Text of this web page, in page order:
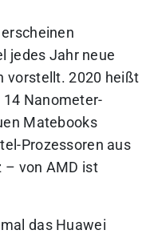
jedes Jahr neue
vorstellt. 2020 heißt
Nanometer-
Matebooks
Prozessoren aus
– von AMD ist
das Huawei